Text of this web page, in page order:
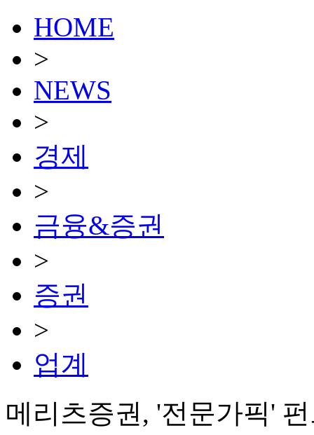
HOME
>
NEWS
>
경제
>
금융&증권
>
증권
>
업계
메리츠증권, '전문가픽'